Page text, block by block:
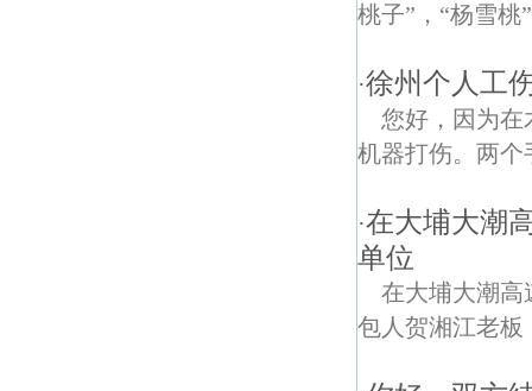
桃子”，“杨雪桃
·徐州个人工
您好，因为在
机器打伤。两个
·在大埔大潮
单位
在大埔大潮高
包人贺湘江老板